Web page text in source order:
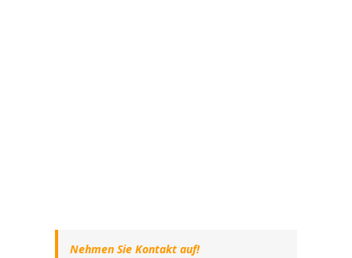
Nehmen Sie Kontakt auf!